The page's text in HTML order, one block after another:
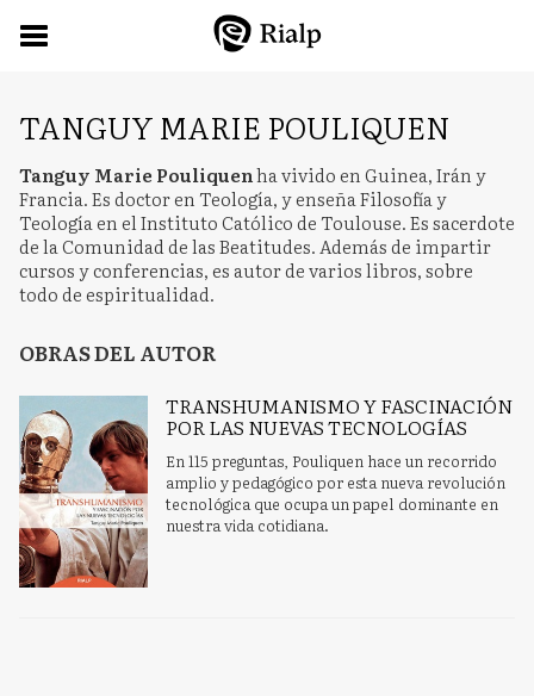
TANGUY MARIE POULIQUEN
Tanguy Marie Pouliquenha vivido en Guinea, Irán y
Francia. Es doctor en Teología, y enseña Filosofía y
Teología en el Instituto Católico de Toulouse. Es sacerdote
de la Comunidad de las Beatitudes. Además de impartir
cursos y conferencias, es autor de varios libros, sobre
todo de espiritualidad.
OBRAS DEL AUTOR
TRANSHUMANISMO Y FASCINACIÓN
POR LAS NUEVAS TECNOLOGÍAS
En 115 preguntas, Pouliquen hace un recorrido
amplio y pedagógico por esta nueva revolución
tecnológica que ocupa un papel dominante en
nuestra vida cotidiana.